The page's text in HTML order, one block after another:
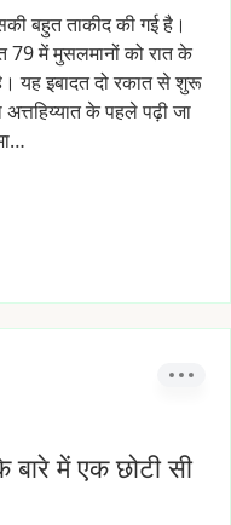
बहुतताकीदकीगईहै।
79मेंमुसलमानोंकोरातके
यहइबादतदोरकातसेशुरू
अत्तहिय्यातकेपहलेपढ़ीजा
में एक छोटी सी